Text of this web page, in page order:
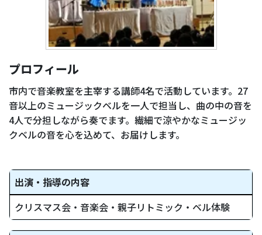
プロフィール
市内で音楽教室を主宰する講師4名で活動しています。27
音以上のミュージックベルを一人で担当し、曲の中の音を
4人で分担しながら奏でます。繊細で涼やかなミュージッ
クベルの音を心を込めて、お届けします。
出演・指導の内容
クリスマス会・音楽会・親子リトミック・ベル体験